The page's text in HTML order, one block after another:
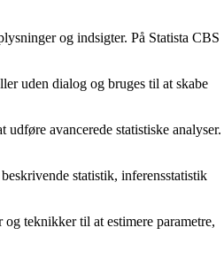
og indsigter. På Statista CBS
uden dialog og bruges til at skabe
avancerede statistiske analyser.
statistik, inferensstatistik
teknikker til at estimere parametre,